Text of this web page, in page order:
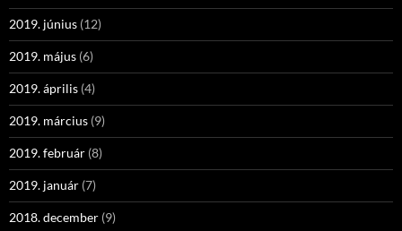
2019. június (12)
2019. május (6)
2019. április (4)
2019. március (9)
2019. február (8)
2019. január (7)
2018. december (9)